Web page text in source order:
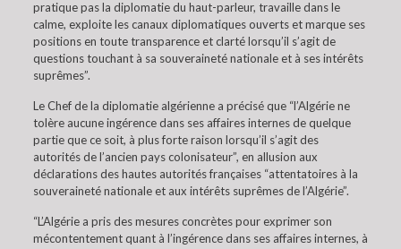
pratique pas la diplomatie du haut-parleur, travaille dans le
calme, exploite les canaux diplomatiques ouverts et marque ses
positions en toute transparence et clarté lorsqu’il s’agit de
questions touchant à sa souveraineté nationale et à ses intérêts
suprêmes”.
Le Chef de la diplomatie algérienne a précisé que “l’Algérie ne
tolère aucune ingérence dans ses affaires internes de quelque
partie que ce soit, à plus forte raison lorsqu’il s’agit des
autorités de l’ancien pays colonisateur”, en allusion aux
déclarations des hautes autorités françaises “attentatoires à la
souveraineté nationale et aux intérêts suprêmes de l’Algérie”.
“L’Algérie a pris des mesures concrètes pour exprimer son
mécontentement quant à l’ingérence dans ses affaires internes, à